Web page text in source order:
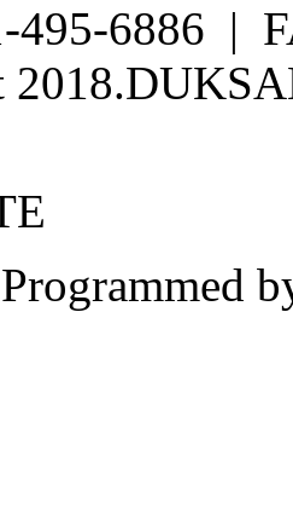
495-6886 |